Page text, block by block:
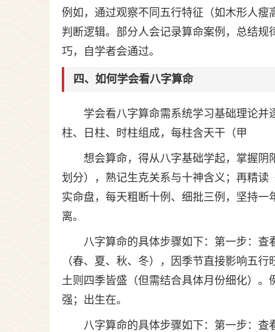
例如，通过观察不同五行特征（如木形人
判断逻辑。部分人会记录算命案例，总结
巧，自学者会通过。
四、如何学会看八字算命
学会看八字算命需系统学习基础理论并
柱、日柱、时柱组成，每柱含天干（甲
想会算命，得从八字基础学起，掌握
划分），熟记生克关系与十神含义；再精
实命盘，每天粗断十例、细批三例，坚持一
离。
八字算命的具体步骤如下：第一步：
（春、夏、秋、冬），因季节直接影响五
土则四季皆盛（但需结合具体月份细化）
强；出生在。
八字算命的具体步骤如下：第一步：